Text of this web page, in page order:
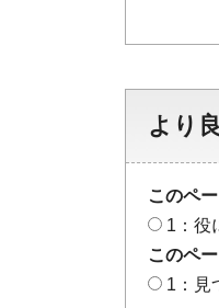
より
このペ
1：役
このペ
1：見